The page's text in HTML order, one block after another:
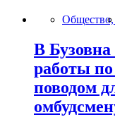
Общество,
В
работы по
поводом